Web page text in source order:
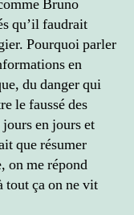
Bruno
qu’il faudrait
Pourquoi parler
en
du danger qui
le faussé des
en jours et
que résumer
on me répond
tout ça on ne vit